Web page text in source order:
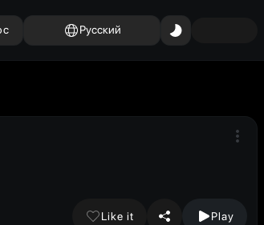
Русский
Like it Play